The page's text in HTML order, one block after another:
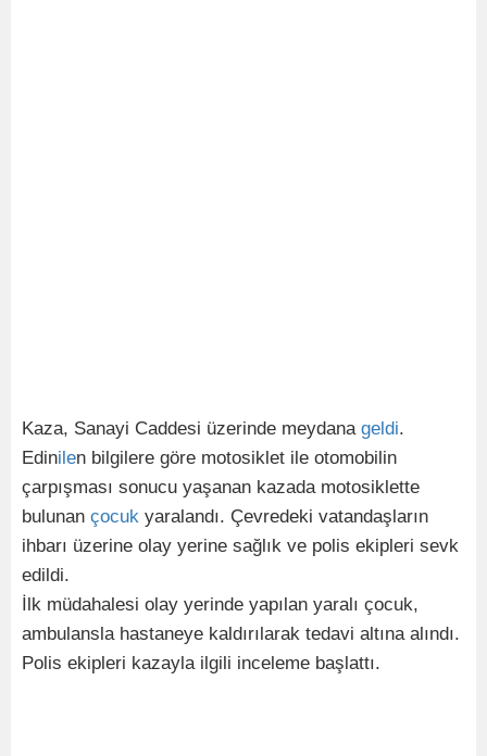
Kaza, Sanayi Caddesi üzerinde meydana geldi.
Edinilen bilgilere göre motosiklet ile otomobilin
çarpışması sonucu yaşanan kazada motosiklette
bulunan çocuk yaralandı. Çevredeki vatandaşların
ihbarı üzerine olay yerine sağlık ve polis ekipleri sevk
edildi.
İlk müdahalesi olay yerinde yapılan yaralı çocuk,
ambulansla hastaneye kaldırılarak tedavi altına alındı.
Polis ekipleri kazayla ilgili inceleme başlattı.